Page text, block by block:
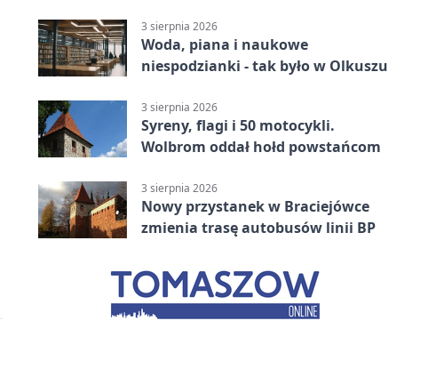
3 sierpnia 2026
Woda, piana i naukowe
niespodzianki - tak było w Olkuszu
3 sierpnia 2026
Syreny, flagi i 50 motocykli.
Wolbrom oddał hołd powstańcom
3 sierpnia 2026
Nowy przystanek w Braciejówce
zmienia trasę autobusów linii BP